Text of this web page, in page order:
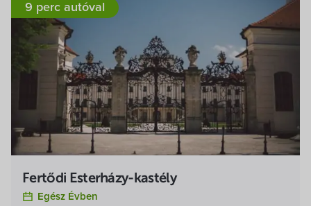
9 perc autóval
Fertődi Esterházy-kastély
Egész Évben